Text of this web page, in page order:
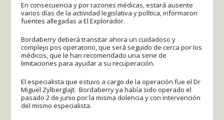
En consecuencia y por razones médicas, estará ausente
varios días de la actividad legislativa y política, informaron
fuentes allegadas a El Explorador.
Bordaberry deberá transitar ahora un cuidadoso y
complejo pos operatorio, que será seguido de cerca por los
médicos, que le han recomendado una serie de
limitaciones para ayudar a su recuperación.
El especialista que estuvo a cargo de la operación fue el Dr
Miguel Zylberglajt. Bordaberry ya había sido operado el
pasado 2 de junio por la misma dolencia y con intervención
del mismo especialista.